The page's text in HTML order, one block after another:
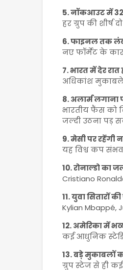
5. नॉकआउट में
हर ग्रुप की शीर्ष
6. फाइनल तक
नए फॉर्मेट के
7. भारत में देर
अधिकांश मुकाबले
8. अलार्म लगाना
भारतीय फैंस को
जल्दी उठना पड़
9. मेसी पर रहेंगी
यह विश्व कप
10. रोनाल्डो का
Cristiano
11. युवा सितारों की
Kylian Mbappé,
12. अमेरिका में
कई आधुनिक
13. बड़े मुकाबलों
ग्रुप स्टेज से ही